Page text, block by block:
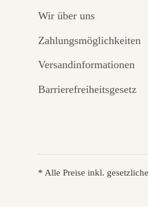
Wir über uns
Zahlungsmöglichkeiten
Versandinformationen
Barrierefreiheitsgesetz
* Alle Preise inkl.